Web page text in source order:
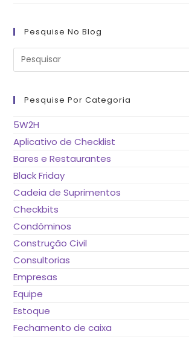
Pesquise No Blog
Pesquise Por Categoria
5W2H
Aplicativo de Checklist
Bares e Restaurantes
Black Friday
Cadeia de Suprimentos
Checkbits
Condôminos
Construção Civil
Consultorias
Empresas
Equipe
Estoque
Fechamento de caixa